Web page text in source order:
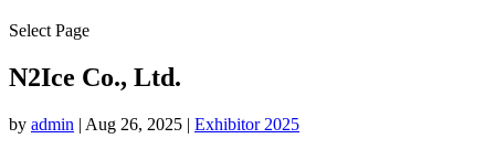
Select Page
N2Ice Co., Ltd.
by admin | Aug 26, 2025 | Exhibitor 2025